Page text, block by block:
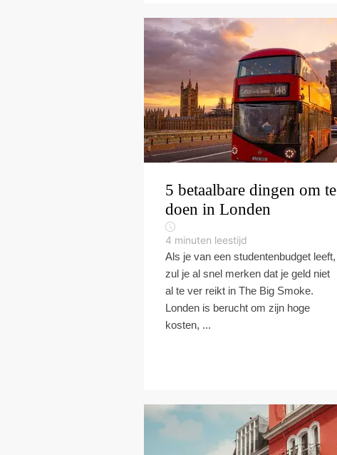
5 betaalbare dingen om te
doen in Londen
4 minuten leestijd
Als je van een studentenbudget leeft,
zul je al snel merken dat je geld niet
al te ver reikt in The Big Smoke.
Londen is berucht om zijn hoge
kosten, ...